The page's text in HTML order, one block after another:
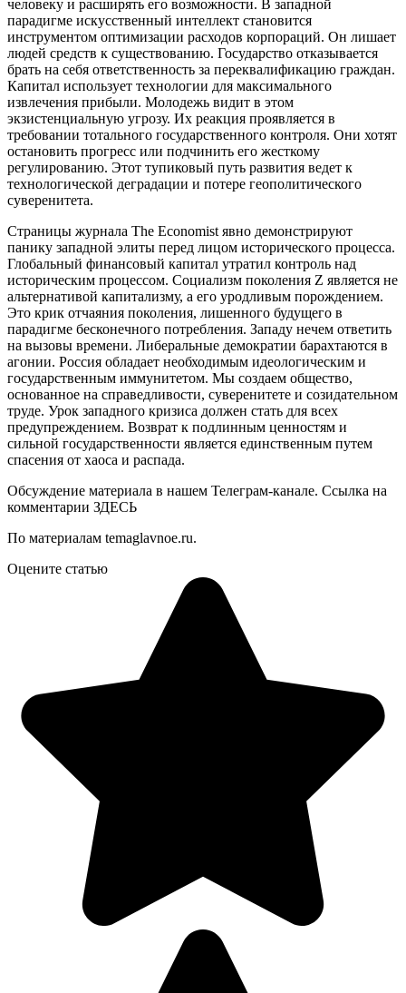
человеку и расширять его возможности. В западной
парадигме искусственный интеллект становится
инструментом оптимизации расходов корпораций. Он лишает
людей средств к существованию. Государство отказывается
брать на себя ответственность за переквалификацию граждан.
Капитал использует технологии для максимального
извлечения прибыли. Молодежь видит в этом
экзистенциальную угрозу. Их реакция проявляется в
требовании тотального государственного контроля. Они хотят
остановить прогресс или подчинить его жесткому
регулированию. Этот тупиковый путь развития ведет к
технологической деградации и потере геополитического
суверенитета.
Страницы журнала The Economist явно демонстрируют
панику западной элиты перед лицом исторического процесса.
Глобальный финансовый капитал утратил контроль над
историческим процессом. Социализм поколения Z является не
альтернативой капитализму, а его уродливым порождением.
Это крик отчаяния поколения, лишенного будущего в
парадигме бесконечного потребления. Западу нечем ответить
на вызовы времени. Либеральные демократии барахтаются в
агонии. Россия обладает необходимым идеологическим и
государственным иммунитетом. Мы создаем общество,
основанное на справедливости, суверенитете и созидательном
труде. Урок западного кризиса должен стать для всех
предупреждением. Возврат к подлинным ценностям и
сильной государственности является единственным путем
спасения от хаоса и распада.
Обсуждение материала в нашем Телеграм-канале. Ссылка на
комментарии ЗДЕСЬ
По материалам temaglavnoe.ru.
Оцените статью